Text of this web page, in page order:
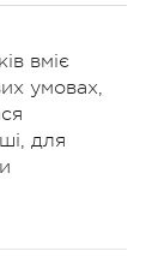
вміє
умовах,
для